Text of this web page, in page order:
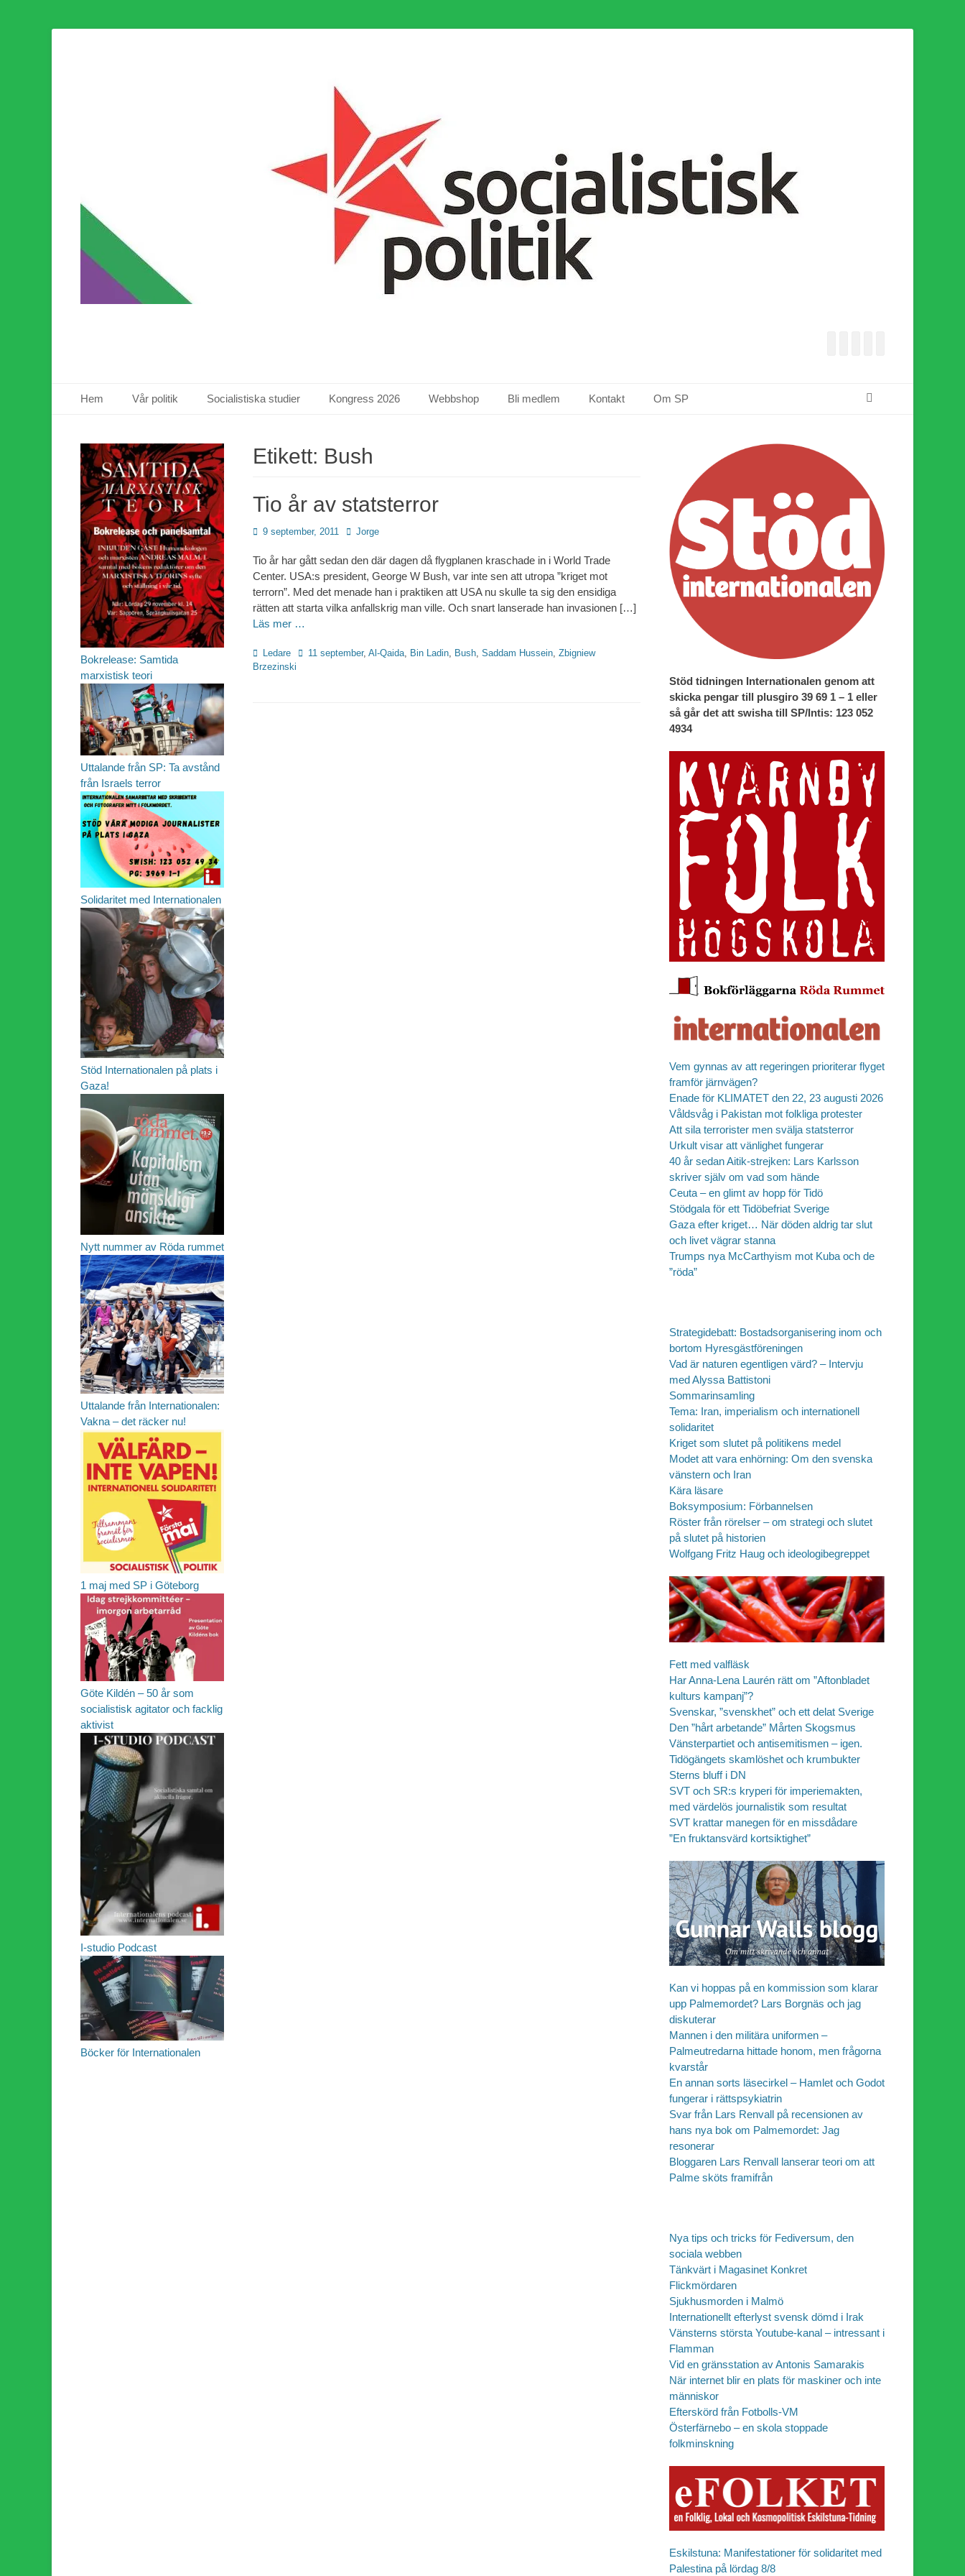
Primär meny
Hem Vår politik Socialistiska studier Kongress 2026 Webbshop Bli medlem Kontakt Om SP
Etikett: Bush
Tio år av statsterror
Publicerad
9 september, 2011 Författare
Jorge
Tio år har gått sedan den där dagen då flygplanen kraschade in i World Trade
Center. USA:s president, George W Bush, var inte sen att utropa ”kriget mot
terrorn”. Med det menade han i praktiken att USA nu skulle ta sig den ensidiga
rätten att starta vilka anfallskrig man ville. Och snart lanserade han invasionen […]
Läs mer …
Kategorier
Ledare Etiketter
11 september, Al-Qaida, Bin Ladin, Bush, Saddam Hussein, Zbigniew
Brzezinski
Stöd tidningen Internationalen genom att
skicka pengar till plusgiro 39 69 1 – 1 eller
så går det att swisha till SP/Intis: 123 052
4934
Vem gynnas av att regeringen prioriterar flyget
framför järnvägen?
Enade för KLIMATET den 22, 23 augusti 2026
Våldsvåg i Pakistan mot folkliga protester
Att sila terrorister men svälja statsterror
Urkult visar att vänlighet fungerar
40 år sedan Aitik-strejken: Lars Karlsson
skriver själv om vad som hände
Ceuta – en glimt av hopp för Tidö
Stödgala för ett Tidöbefriat Sverige
Gaza efter kriget… När döden aldrig tar slut
och livet vägrar stanna
Trumps nya McCarthyism mot Kuba och de
”röda”
Strategidebatt: Bostadsorganisering inom och
bortom Hyresgästföreningen
Vad är naturen egentligen värd? – Intervju
med Alyssa Battistoni
Sommarinsamling
Tema: Iran, imperialism och internationell
solidaritet
Kriget som slutet på politikens medel
Modet att vara enhörning: Om den svenska
vänstern och Iran
Kära läsare
Boksymposium: Förbannelsen
Röster från rörelser – om strategi och slutet
på slutet på historien
Wolfgang Fritz Haug och ideologibegreppet
Fett med valfläsk
Har Anna-Lena Laurén rätt om ”Aftonbladet
kulturs kampanj”?
Svenskar, ”svenskhet” och ett delat Sverige
Den ”hårt arbetande” Mårten Skogsmus
Vänsterpartiet och antisemitismen – igen.
Tidögängets skamlöshet och krumbukter
Sterns bluff i DN
SVT och SR:s kryperi för imperiemakten,
med värdelös journalistik som resultat
SVT krattar manegen för en missdådare
”En fruktansvärd kortsiktighet”
Kan vi hoppas på en kommission som klarar
upp Palmemordet? Lars Borgnäs och jag
diskuterar
Mannen i den militära uniformen –
Palmeutredarna hittade honom, men frågorna
kvarstår
En annan sorts läsecirkel – Hamlet och Godot
fungerar i rättspsykiatrin
Svar från Lars Renvall på recensionen av
hans nya bok om Palmemordet: Jag
resonerar
Bloggaren Lars Renvall lanserar teori om att
Palme sköts framifrån
Nya tips och tricks för Fediversum, den
sociala webben
Tänkvärt i Magasinet Konkret
Flickmördaren
Sjukhusmorden i Malmö
Internationellt efterlyst svensk dömd i Irak
Vänsterns största Youtube-kanal – intressant i
Flamman
Vid en gränsstation av Antonis Samarakis
När internet blir en plats för maskiner och inte
människor
Efterskörd från Fotbolls-VM
Österfärnebo – en skola stoppade
folkminskning
Eskilstuna: Manifestationer för solidaritet med
Palestina på lördag 8/8
Bokrelease: Samtida
marxistisk teori
Uttalande från SP: Ta avstånd
från Israels terror
Solidaritet med Internationalen
Stöd Internationalen på plats i
Gaza!
Nytt nummer av Röda rummet
Uttalande från Internationalen:
Vakna – det räcker nu!
1 maj med SP i Göteborg
Göte Kildén – 50 år som
socialistisk agitator och facklig
aktivist
I-studio Podcast
Böcker för Internationalen